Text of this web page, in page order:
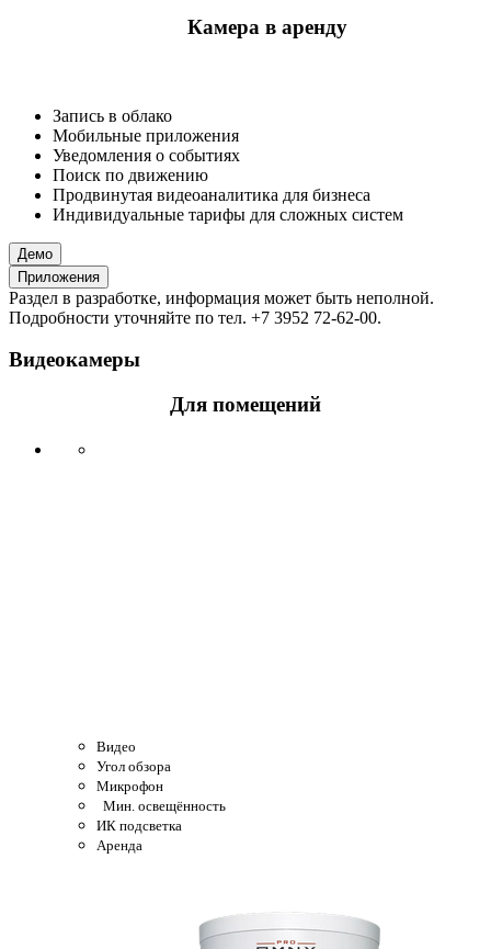
Камера в аренду
Запись в облако
Мобильные приложения
Уведомления о событиях
Поиск по движению
Продвинутая видеоаналитика для бизнеса
Индивидуальные тарифы для сложных систем
Демо
Приложения
Раздел в разработке, информация может быть неполной.
Подробности уточняйте по тел. +7 3952 72-62-00.
Видеокамеры
Для помещений
Видео
Угол обзора
Микрофон
Мин. освещённость
ИК подсветка
Аренда